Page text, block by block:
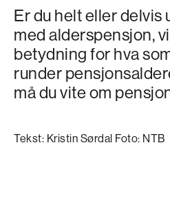
Er du helt eller delvis
med alderspensjon,
betydning for hva
runder
må du vite om
Tekst: Kristin Sørdal Foto: NTB